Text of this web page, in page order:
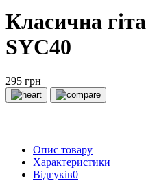
Класична
SYC40
295 грн
Опис товару
Характеристики
Відгуків0